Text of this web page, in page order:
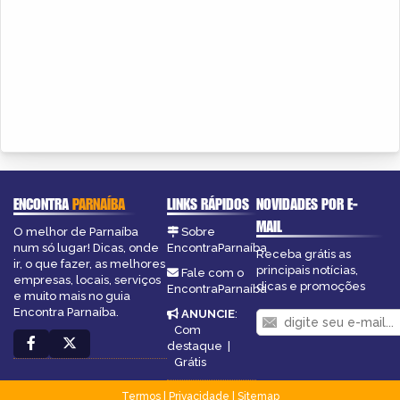
ENCONTRAPARNAÍBA
O melhor de Parnaíba
num só lugar! Dicas, onde
ir, o que fazer, as melhores
empresas, locais, serviços
e muito mais no guia
Encontra Parnaíba.
LINKS RÁPIDOS
Sobre
EncontraParnaíba
Fale com o
EncontraParnaíba
ANUNCIE:
Com
destaque
Grátis
NOVIDADES POR E-
MAIL
Receba grátis as
principais notícias,
dicas e promoções
Termos| Privacidade
Sitemap